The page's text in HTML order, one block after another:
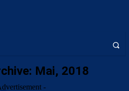
Mai, 2018
-